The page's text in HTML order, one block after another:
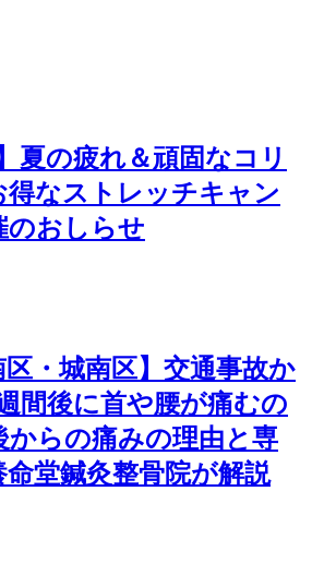
夏の疲れ＆頑固なコリ
得なストレッチキャン
のおしらせ
区・城南区】交通事故か
間後に首や腰が痛むの
からの痛みの理由と専
命堂鍼灸整骨院が解説